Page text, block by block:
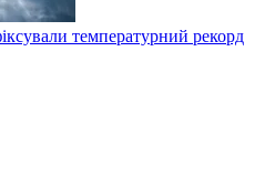
температурний рекорд